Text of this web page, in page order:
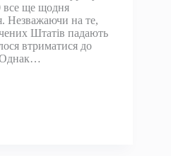
все ще щодня
Незважаючи на те,
Штатів падають
втриматися до
Однак…